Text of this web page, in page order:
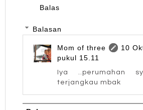
Balas
Balasan
Mom of three
10
pukul 15.11
Iya ..perumahan
terjangkau mbak